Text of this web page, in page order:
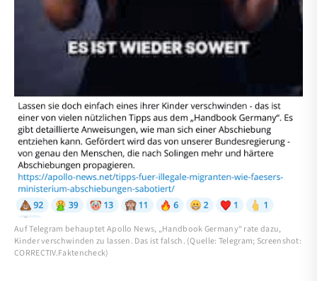
Auf Telegram behauptet Apollo News, „Handbook Germany“ rate dazu,
Kinder verschwinden zu lassen. Das ist falsch. (Quelle: Telegram; Screenshot:
CORRECTIV.Faktencheck)